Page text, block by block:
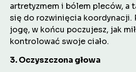
artretyzmem i bólem pleców, a
się do rozwinięcia koordynacji.
jogę, w końcu poczujesz, jak
kontrolować swoje ciało.
3. Oczyszczona głowa